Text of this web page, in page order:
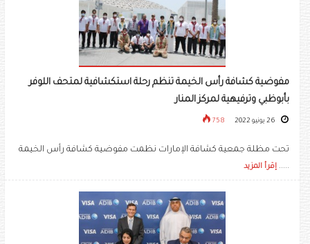
مفوضية كشافة رأس الخيمة تنظم رحلة استكشافية لمتحف اللوفر
بأبوظبي وترفيهية لمركز المنار
758
تحت مظلة جمعية كشافة الإمارات نظمت مفوضية كشافة رأس الخيمة
..... إقرأ المزيد